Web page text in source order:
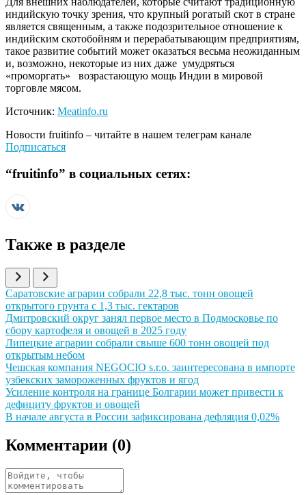
индийскую точку зрения, что крупный рогатый скот в стране
является священным, а также подозрительное отношение к
индийским скотобойням и перерабатывающим предприятиям,
такое развитие событий может оказаться весьма неожиданным
и, возможно, некоторые из них даже умудряться
«проморгать» возрастающую мощь Индии в мировой
торговле мясом.
Источник: Meatinfo.ru
Новости fruitinfo – читайте в нашем телеграм канале
Подписаться
“fruitinfo” в социальных сетях:
Также в разделе
Иллюстрация новости
Саратовские аграрии собрали 22,8 тыс. тонн овощей
открытого грунта с 1,3 тыс. гектаров
Иллюстрация новости
Дмитровский округ занял первое место в Подмосковье по
сбору картофеля и овощей в 2025 году
Иллюстрация новости
Липецкие аграрии собрали свыше 600 тонн овощей под
открытым небом
Иллюстрация новости
Чешская компания NEGOCIO s.r.o. заинтересована в импорте
узбекских замороженных фруктов и ягод
Иллюстрация новости
Усиление контроля на границе Болгарии может привести к
дефициту фруктов и овощей
Иллюстрация новости
В начале августа в России зафиксирована дефляция 0,02%
Комментарии (0)